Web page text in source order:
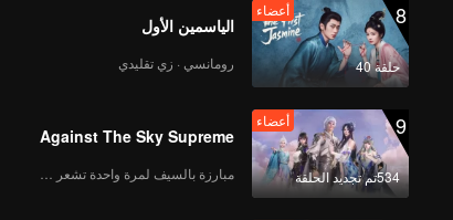
8
حلقة 40
أعضاء
الياسمين الأول
رومانسي · زي تقليدي
9
534تم تجديد الحلقة
أعضاء
Against The Sky Supreme